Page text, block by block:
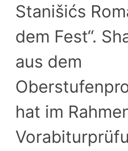
Stanišićs
dem Fest“.
aus dem
hat im